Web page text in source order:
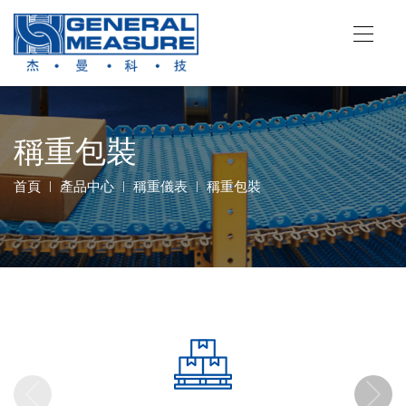
稱重包裝
首頁 產品中心 稱重儀表 稱重包裝